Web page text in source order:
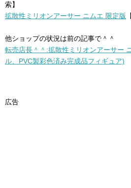
索】
拡散性ミリオンアーサー ニムエ 限定版
他ショップの状況は前の記事で＾＾
転売店長＾＾:拡散性ミリオンアーサー
ル、PVC製彩色済み完成品フィギュア)
広告